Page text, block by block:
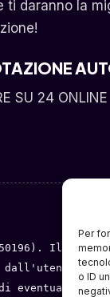
Per
o ID
ti daranno la
SU 24 ONLINE
Il
dall'utente a
eventuali